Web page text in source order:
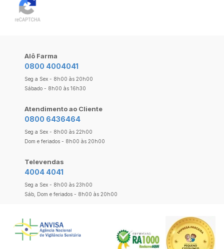
Alô Farma
0800 4004041
Seg a Sex - 8h00 às 20h00
Sábado - 8h00 às 16h30
Atendimento ao Cliente
0800 6436464
Seg a Sex - 8h00 às 22h00
Dom e feriados - 8h00 às 20h00
Televendas
4004 4041
Seg a Sex - 8h00 às 23h00
Sáb, Dom e feriados - 8h00 às 20h00